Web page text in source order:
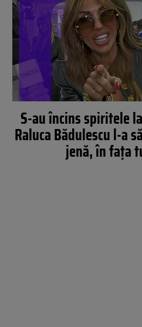
S-au încins spiritele
Raluca Bădulescu l-a
jenă, în fața